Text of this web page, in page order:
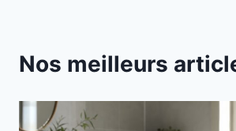
Nos meilleurs